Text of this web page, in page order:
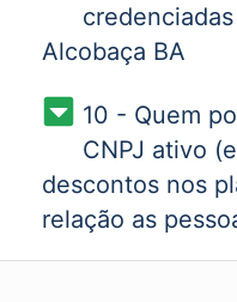
Alcobaça BA
10 - Quem
CNPJ ativo
descontos nos
relação as